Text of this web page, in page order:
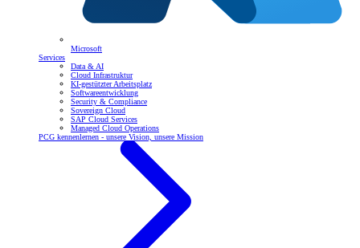
Microsoft
Services
Data & AI
Cloud Infrastruktur
KI-gestützter Arbeitsplatz
Softwareentwicklung
Security & Compliance
Sovereign Cloud
SAP Cloud Services
Managed Cloud Operations
PCG kennenlernen - unsere Vision, unsere Mission